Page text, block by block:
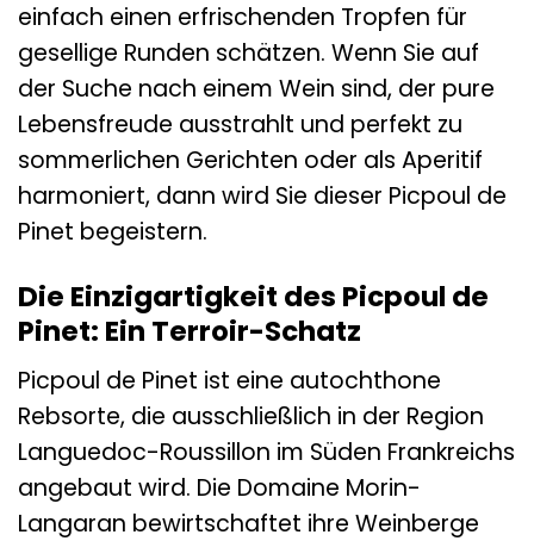
einfach einen erfrischenden Tropfen für
gesellige Runden schätzen. Wenn Sie auf
der Suche nach einem Wein sind, der pure
Lebensfreude ausstrahlt und perfekt zu
sommerlichen Gerichten oder als Aperitif
harmoniert, dann wird Sie dieser Picpoul de
Pinet begeistern.
Die Einzigartigkeit des Picpoul de
Pinet: Ein Terroir-Schatz
Picpoul de Pinet ist eine autochthone
Rebsorte, die ausschließlich in der Region
Languedoc-Roussillon im Süden Frankreichs
angebaut wird. Die Domaine Morin-
Langaran bewirtschaftet ihre Weinberge